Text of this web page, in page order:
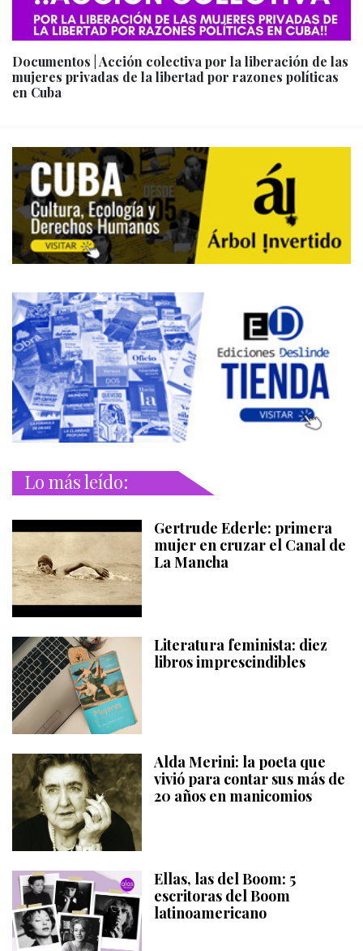
Documentos | Acción colectiva por la liberación de las
mujeres privadas de la libertad por razones políticas
en Cuba
Lo más leído:
Gertrude Ederle: primera
mujer en cruzar el Canal de
La Mancha
Literatura feminista: diez
libros imprescindibles
Alda Merini: la poeta que
vivió para contar sus más de
20 años en manicomios
Ellas, las del Boom: 5
escritoras del Boom
latinoamericano